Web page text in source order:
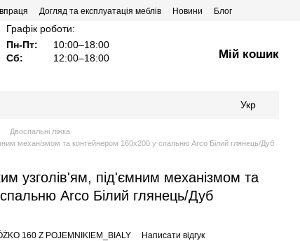
Догляд та експлуатація меблів Новини
Блог
Графік роботи:
Пн-Пт:
10:00–18:00
Сб:
12:00–18:00 Мій кошик
Укр
Двоспальні ліжка
механізмом та контейнером 160х200 у спальню Arco Білий глянець/Дуб
узголів'ям, під'ємним механізмом та
Arco Білий глянець/Дуб
160 Z POJEMNIKIEM_BIALY Написати відгук